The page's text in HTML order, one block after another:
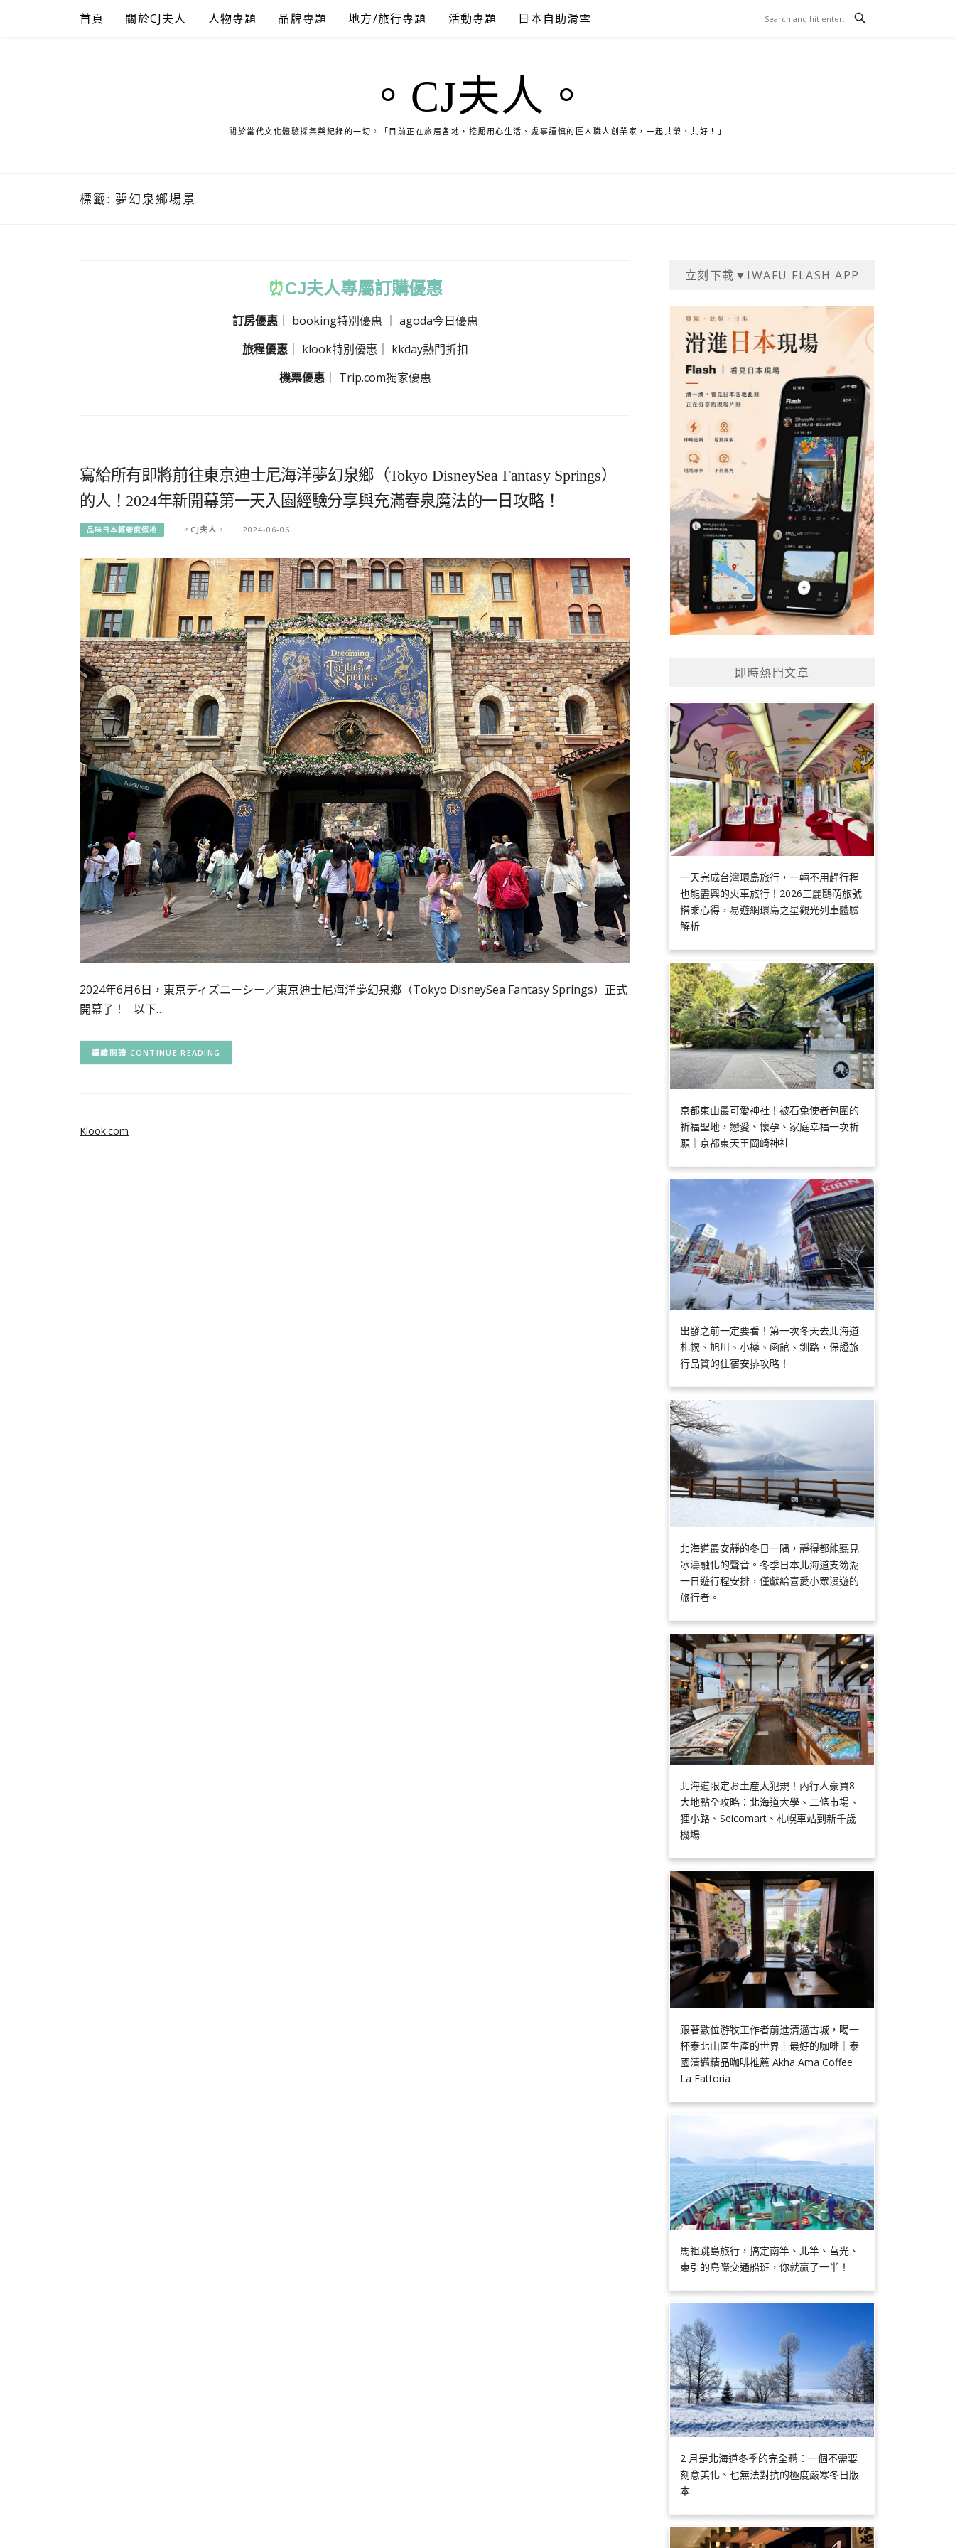
首頁 關於CJ夫人 人物專題 品牌專題 地方/旅行專題 活動專題 日本自助滑雪
。CJ夫人。
關於當代文化體驗採集與紀錄的一切。「目前正在旅居各地，挖掘用心生活、處事謹慎的匠人職人創業家，一起共榮、共好！」
標籤: 夢幻泉鄉場景
⏰CJ夫人專屬訂購優惠
訂房優惠｜ booking特別優惠
agoda今日優惠
旅程優惠｜ klook特別優惠
kkday熱門折扣
機票優惠｜ Trip.com獨家優惠
寫給所有即將前往東京迪士尼海洋夢幻泉鄉（Tokyo DisneySea Fantasy Springs）
的人！2024年新開幕第一天入園經驗分享與充滿春泉魔法的一日攻略！
品味日本輕奢度假地 。CJ夫人。 2024-06-06
2024年6月6日，東京ディズニーシー／東京迪士尼海洋夢幻泉鄉（Tokyo DisneySea Fantasy Springs）正式
開幕了！ 以下…
CONTINUE READING
立刻下載▼IWAFU FLASH APP
即時熱門文章
一天完成台灣環島旅行，一輛不用趕行程
也能盡興的火車旅行！2026三麗鷗萌旅號
搭乘心得，易遊網環島之星觀光列車體驗
解析
京都東山最可愛神社！被石兔使者包圍的
祈福聖地，戀愛、懷孕、家庭幸福一次祈
願｜京都東天王岡崎神社
出發之前一定要看！第一次冬天去北海道
札幌、旭川、小樽、函館、釧路，保證旅
行品質的住宿安排攻略！
北海道最安靜的冬日一隅，靜得都能聽見
冰濤融化的聲音。冬季日本北海道支笏湖
一日遊行程安排，僅獻給喜愛小眾漫遊的
旅行者。
北海道限定お土産太犯規！內行人豪買8
大地點全攻略：北海道大學、二條市場、
狸小路、Seicomart、札幌車站到新千歲
機場
跟著數位游牧工作者前進清邁古城，喝一
杯泰北山區生產的世界上最好的咖啡｜泰
國清邁精品咖啡推薦 Akha Ama Coffee
La Fattoria
馬祖跳島旅行，搞定南竿、北竿、莒光、
東引的島際交通船班，你就贏了一半！
2 月是北海道冬季的完全體：一個不需要
刻意美化、也無法對抗的極度嚴寒冬日版
本
Klook.com